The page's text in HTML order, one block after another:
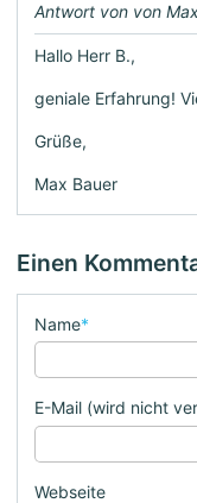
Antwort von von
Hallo Herr B.,
geniale Erfahrung!
Grüße,
Max Bauer
Einen
Name*
E-Mail (wird nicht
Webseite